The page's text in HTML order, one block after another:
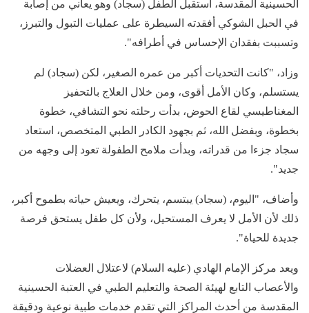
الحسينية المقدسة، أستقبل الطفل (سجاد) وهو يعاني من إصابة
في الحبل الشوكي أفقدته السيطرة على عمليات التبول والتبرز،
وتسببت بفقدان الإحساس في أطرافه".
وزاد، "كانت التحديات أكبر من عمره الصغير، لكن (سجاد) لم
يستسلم، وكان الأمل أقوى، ومن خلال العلاج بالتحفيز
المغناطيسي لقاع الحوض، بدأت رحلته نحو التشافي، خطوة
بخطوة، وبفضل الله، ثم بجهود الكادر الطبي المتخصص، استعاد
سجاد جزءا من قدراته، وبدأت ملامح الطفولة تعود إلى وجهه من
جديد".
وأضاف، "اليوم، (سجاد) يبتسم، يتحرك، ويعيش حياته بطموح أكبر،
ذلك لأن الأمل لا يعرف المستحيل، ولأن كل طفل يستحق فرصة
جديدة للحياة".
ويعد مركز الإمام الهادي (عليه السلام) لاعتلال العضلات
والأعصاب التابع لهيئة الصحة والتعليم الطبي في العتبة الحسينية
المقدسة من أحدث المراكز التي تقدم خدمات طبية نوعية ودقيقة